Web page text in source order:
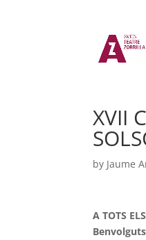
XVII
by Jaume
A TOTS